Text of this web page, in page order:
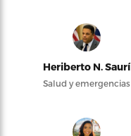
Heriberto N. Saurí
Salud y emergencias